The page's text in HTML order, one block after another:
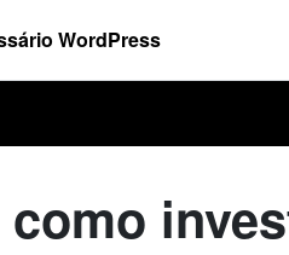
WordPress